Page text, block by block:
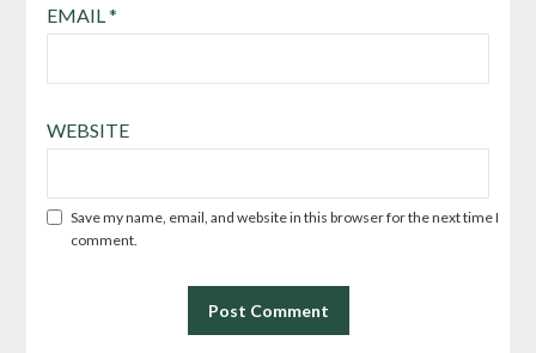
EMAIL*
WEBSITE
Save my name, email, and website in this browser for the next time I
comment.